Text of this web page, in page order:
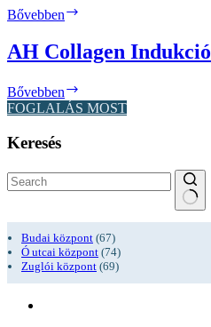
Bővebben
Hyaluron
AH Collagen Indukció
Bővebben
Collagen
Indukció
FOGLALÁS MOST
Keresés
results
Budai központ (67)
Ó utcai központ (74)
Zuglói központ (69)